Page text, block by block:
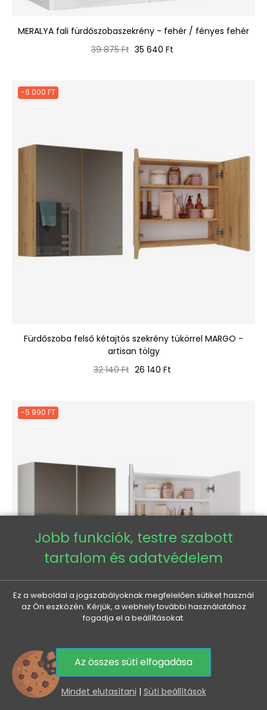
MERALYA fali fürdőszobaszekrény - fehér / fényes fehér
Normál
39 875 Ft Ár
35 640 Ft
-6 000 FT
Fürdőszoba felső kétajtós szekrény tükörrel MARGO -
artisan tölgy
Normál
32 140 Ft Ár
26 140 Ft
-5 990 FT
Fürdőszoba felső kétajtós szekrény tükörrel MARGO -
Normál
31 730 Ft Ár
25 740 Ft
0
Jobb funkciók, testre szabott
tartalom és adatvédelem
Ez a weboldal a jogszabályoknak megfelelően sütiket használ
az Ön eszközén. Kérjük, a webhely további használatához
fogadja el a beállításokat.
Az összes süti elfogadása
Mindet elutasítani | Süti beállítások